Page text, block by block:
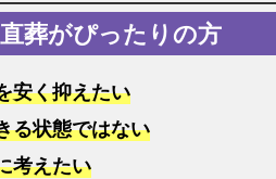
安く抑えたい
る状態ではない
考えたい